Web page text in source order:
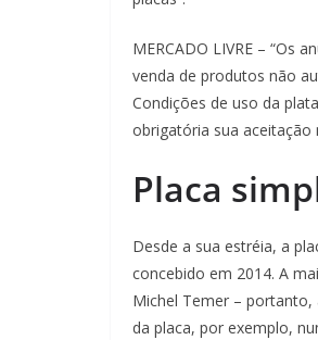
MERCADO LIVRE – “Os
venda de produtos não
Condições de uso da
obrigatória sua aceitação
Placa
Desde a sua estréia, a
concebido em 2014. A
Michel Temer – portanto,
da placa, por exemplo,